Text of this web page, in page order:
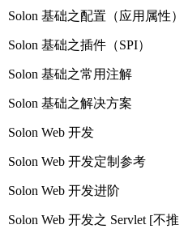
Solon 基础之配置（应用属性）
Solon 基础之插件（SPI）
Solon 基础之常用注解
Solon 基础之解决方案
Solon Web 开发
Solon Web 开发定制参考
Solon Web 开发进阶
Solon Web 开发之 Servlet [不推